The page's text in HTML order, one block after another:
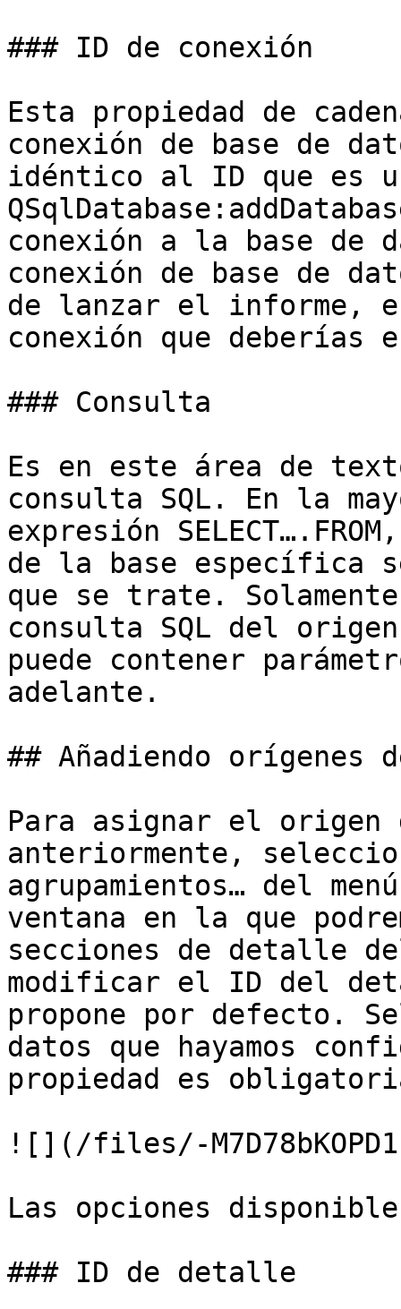
### ID de conexión
Esta propiedad de
conexión de base de
idéntico al ID que es
conexión a la base de
conexión de base de
de lanzar el informe,
conexión que deberías
### Consulta
Es en este área de
consulta SQL. En la
expresión
de la base específica
que se trate.
consulta SQL del
puede contener
adelante.
## Añadiendo
Para asignar el origen
anteriormente,
agrupamientos… del
ventana en la que
secciones de detalle
modificar el ID del
propone por defecto.
datos que hayamos
propiedad es
![](/files/-
Las opciones
### ID de detalle